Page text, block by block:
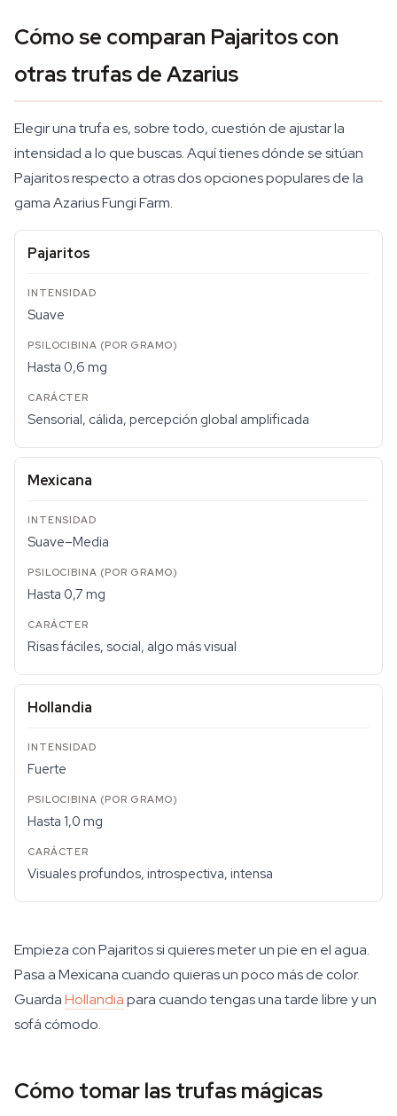
Cómo se comparan Pajaritos con
otras trufas de Azarius
Elegir una trufa es, sobre todo, cuestión de ajustar la
intensidad a lo que buscas. Aquí tienes dónde se sitúan
Pajaritos respecto a otras dos opciones populares de la
gama Azarius Fungi Farm.
Pajaritos
Suave
Hasta 0,6 mg
Sensorial, cálida, percepción global amplificada
Mexicana
Suave–Media
Hasta 0,7 mg
Risas fáciles, social, algo más visual
Hollandia
Fuerte
Hasta 1,0 mg
Visuales profundos, introspectiva, intensa
Empieza con Pajaritos si quieres meter un pie en el agua.
Pasa a Mexicana cuando quieras un poco más de color.
GuardaHollandiapara cuando tengas una tarde libre y un
sofá cómodo.
Cómo tomar las trufas mágicas